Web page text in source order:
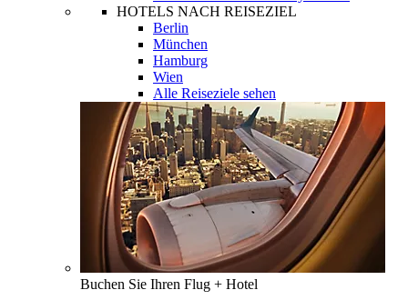
HOTELS NACH REISEZIEL
Berlin
München
Hamburg
Wien
Alle Reiseziele sehen
Buchen Sie Ihren Flug + Hotel